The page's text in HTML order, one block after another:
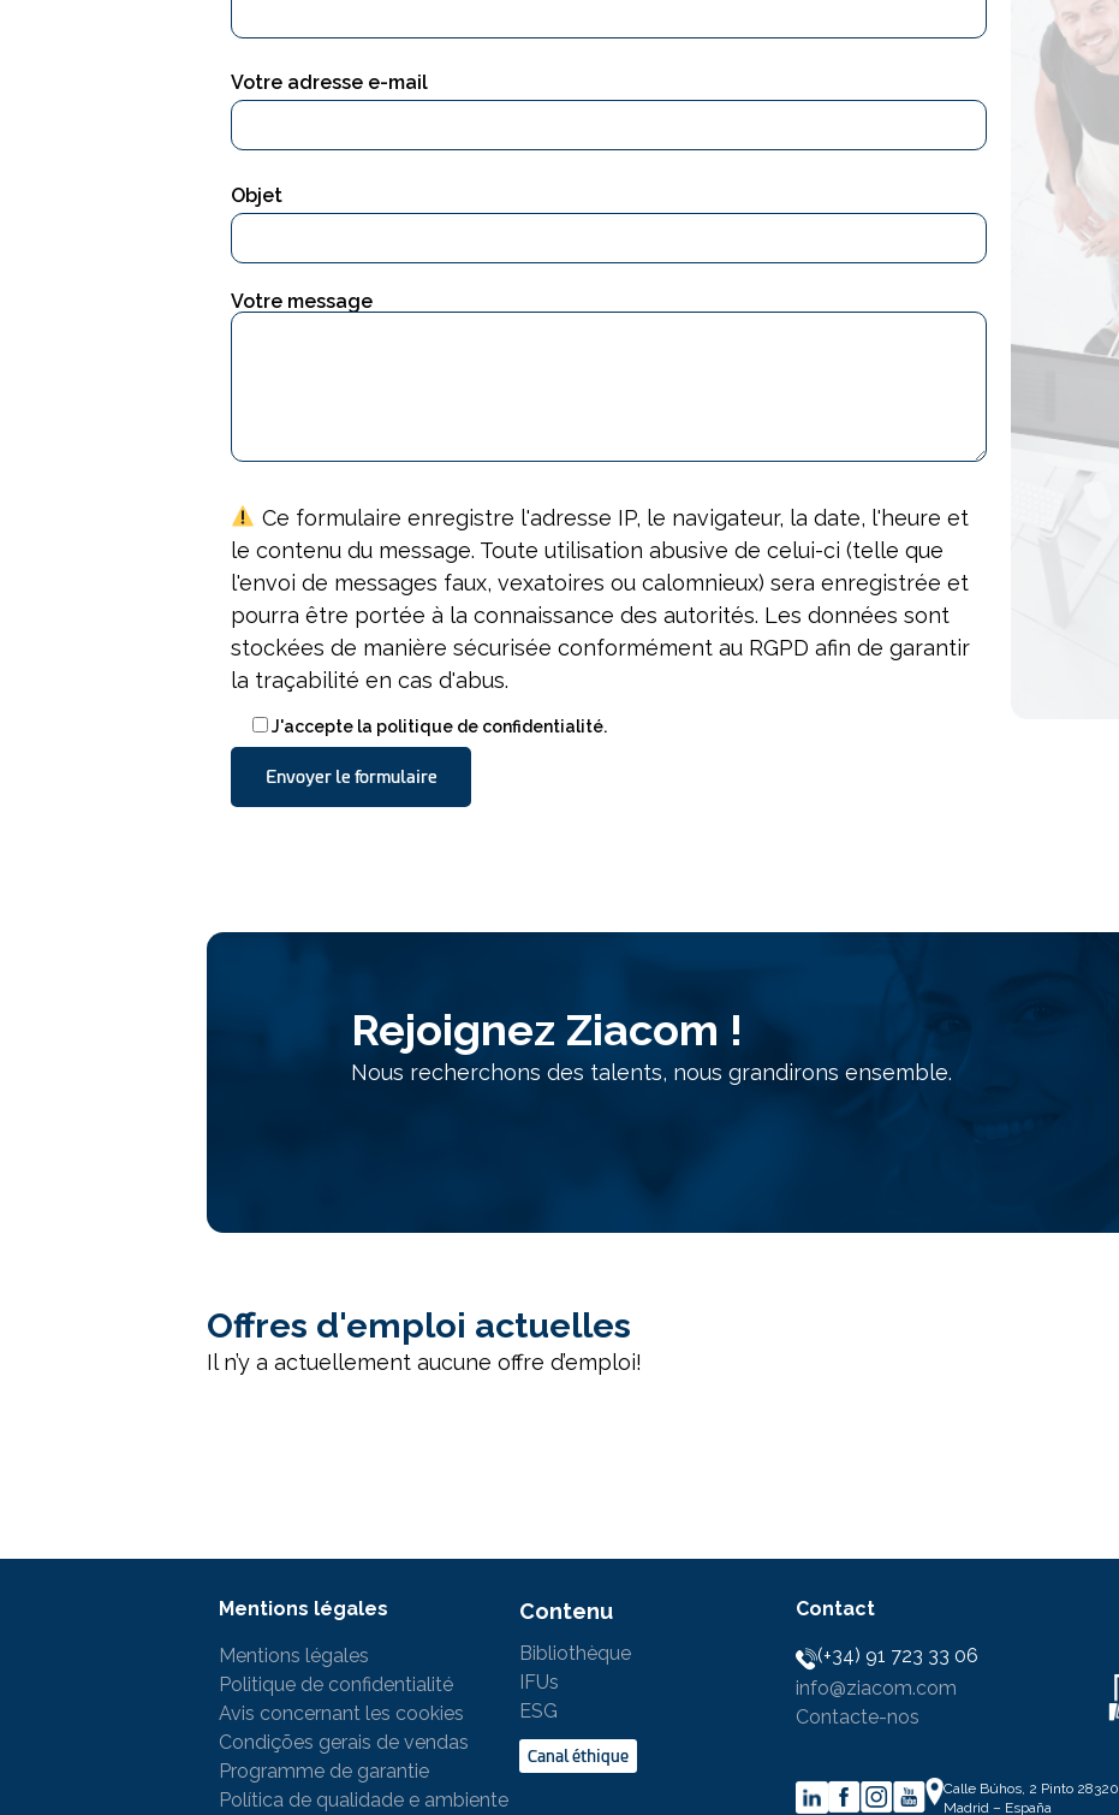
Votre adresse e-mail
Objet
Votre message
Ce formulaire enregistre l'adresse IP, le navigateur, la date, l'heure et
le contenu du message. Toute utilisation abusive de celui-ci (telle que
l'envoi de messages faux, vexatoires ou calomnieux) sera enregistrée et
pourra être portée à la connaissance des autorités. Les données sont
stockées de manière sécurisée conformément au RGPD afin de garantir
la traçabilité en cas d'abus.
J'accepte la politique de confidentialité.
Rejoignez Ziacom !
Nous recherchons des talents, nous grandirons ensemble.
Offres d'emploi actuelles
Il n’y a actuellement aucune offre d’emploi!
Mentions légales
Mentions légales
Politique de confidentialité
Avis concernant les cookies
Condições gerais de vendas
Programme de garantie
Política de qualidade e ambiente
Contenu
Bibliothèque
IFUs
ESG
Canal éthique
Contact
(+34) 91 723 33 06
info@ziacom.com
Contacte-nos
Calle Búhos, 2 Pinto 28320
Madrid – España